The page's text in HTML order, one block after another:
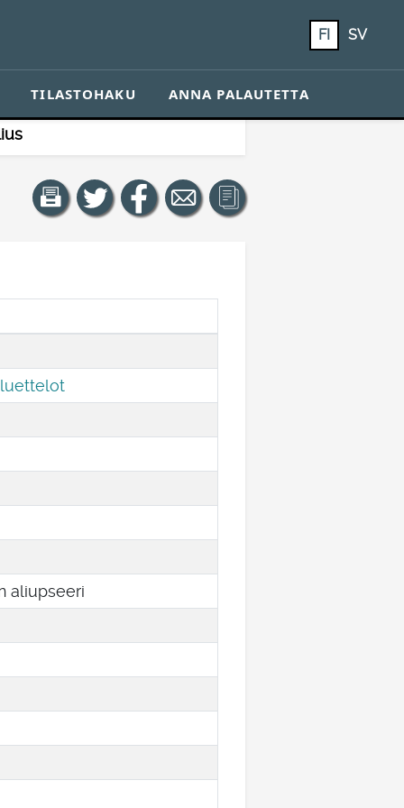
FI SV
TILASTOHAKU ANNA PALAUTETTA
aliupseeri